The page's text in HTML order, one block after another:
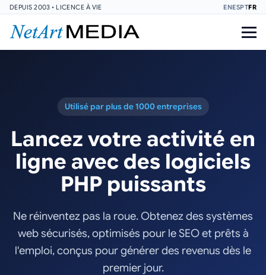
DEPUIS 2003 • LICENCE À VIE ENESPTFR
Utilisé par plus de 1000 entreprises
Lancez votre activité en
ligne avec des logiciels
PHP puissants
Ne réinventez pas la roue. Obtenez des systèmes
web sécurisés, optimisés pour le SEO et prêts à
l'emploi, conçus pour générer des revenus dès le
premier jour.